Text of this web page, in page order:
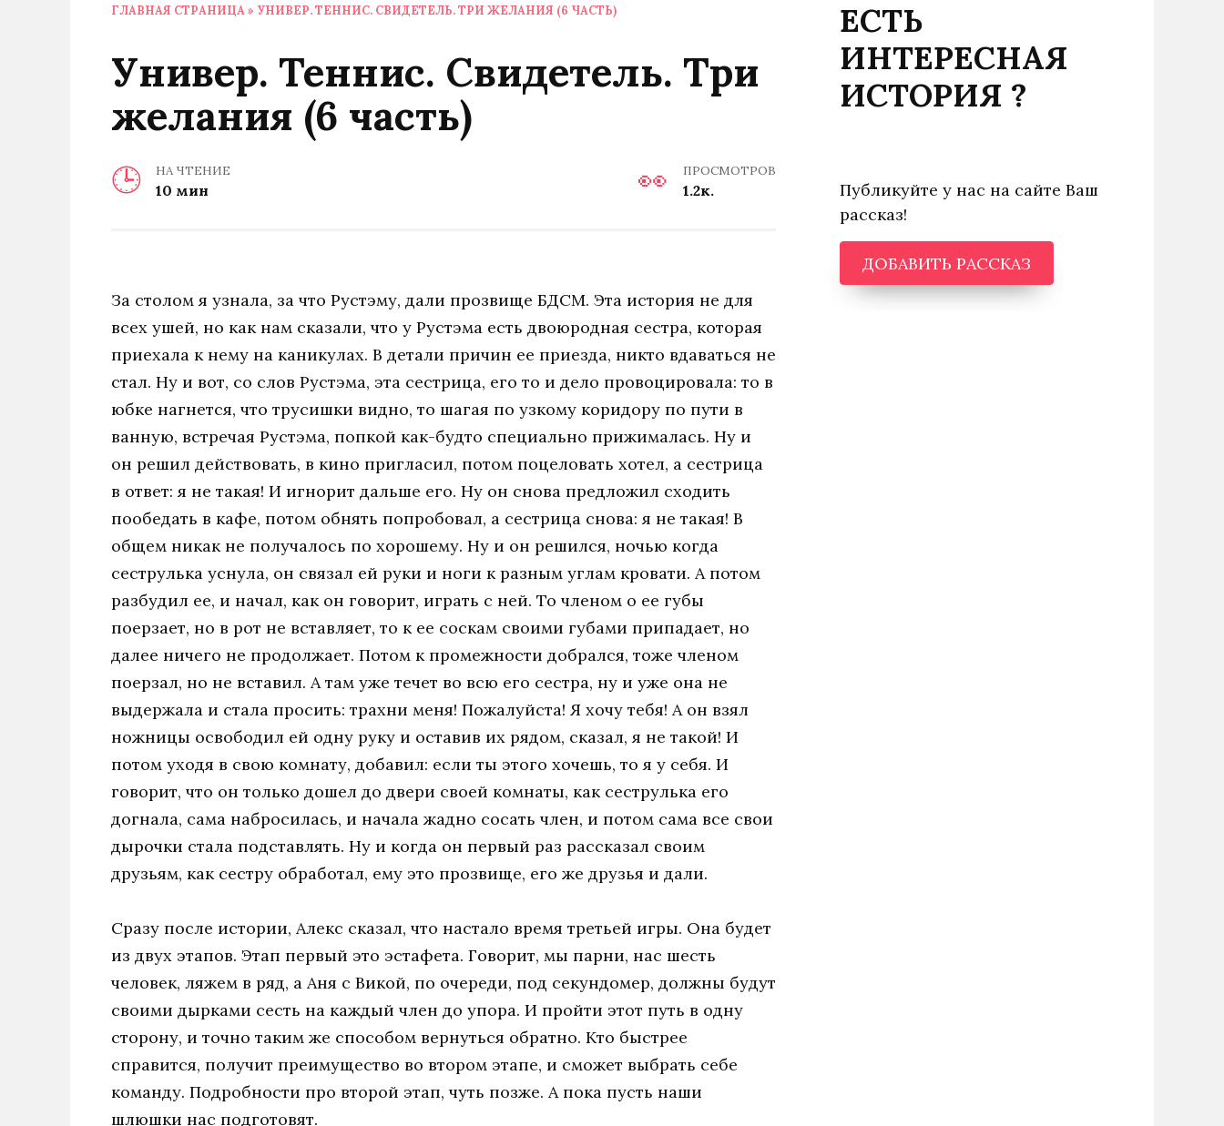
ГЛАВНАЯ СТРАНИЦА » УНИВЕР. ТЕННИС. СВИДЕТЕЛЬ. ТРИ ЖЕЛАНИЯ (6 ЧАСТЬ)
Универ. Теннис. Свидетель. Три
желания (6 часть)
НА ЧТЕНИЕ
10 мин
ПРОСМОТРОВ
1.2к.
За столом я узнала, за что Рустэму, дали прозвище БДСМ. Эта история не для
всех ушей, но как нам сказали, что у Рустэма есть двоюродная сестра, которая
приехала к нему на каникулах. В детали причин ее приезда, никто вдаваться не
стал. Ну и вот, со слов Рустэма, эта сестрица, его то и дело провоцировала: то в
юбке нагнется, что трусишки видно, то шагая по узкому коридору по пути в
ванную, встречая Рустэма, попкой как-будто специально прижималась. Ну и
он решил действовать, в кино пригласил, потом поцеловать хотел, а сестрица
в ответ: я не такая! И игнорит дальше его. Ну он снова предложил сходить
пообедать в кафе, потом обнять попробовал, а сестрица снова: я не такая! В
общем никак не получалось по хорошему. Ну и он решился, ночью когда
сеструлька уснула, он связал ей руки и ноги к разным углам кровати. А потом
разбудил ее, и начал, как он говорит, играть с ней. То членом о ее губы
поерзает, но в рот не вставляет, то к ее соскам своими губами припадает, но
далее ничего не продолжает. Потом к промежности добрался, тоже членом
поерзал, но не вставил. А там уже течет во всю его сестра, ну и уже она не
выдержала и стала просить: трахни меня! Пожалуйста! Я хочу тебя! А он взял
ножницы освободил ей одну руку и оставив их рядом, сказал, я не такой! И
потом уходя в свою комнату, добавил: если ты этого хочешь, то я у себя. И
говорит, что он только дошел до двери своей комнаты, как сеструлька его
догнала, сама набросилась, и начала жадно сосать член, и потом сама все свои
дырочки стала подставлять. Ну и когда он первый раз рассказал своим
друзьям, как сестру обработал, ему это прозвище, его же друзья и дали.
Сразу после истории, Алекс сказал, что настало время третьей игры. Она будет
из двух этапов. Этап первый это эстафета. Говорит, мы парни, нас шесть
человек, ляжем в ряд, а Аня с Викой, по очереди, под секундомер, должны будут
своими дырками сесть на каждый член до упора. И пройти этот путь в одну
сторону, и точно таким же способом вернуться обратно. Кто быстрее
справится, получит преимущество во втором этапе, и сможет выбрать себе
команду. Подробности про второй этап, чуть позже. А пока пусть наши
шлюшки нас подготовят.
ЕСТЬ
ИНТЕРЕСНАЯ
ИСТОРИЯ ?
Публикуйте у нас на сайте Ваш
рассказ!
ДОБАВИТЬ РАССКАЗ